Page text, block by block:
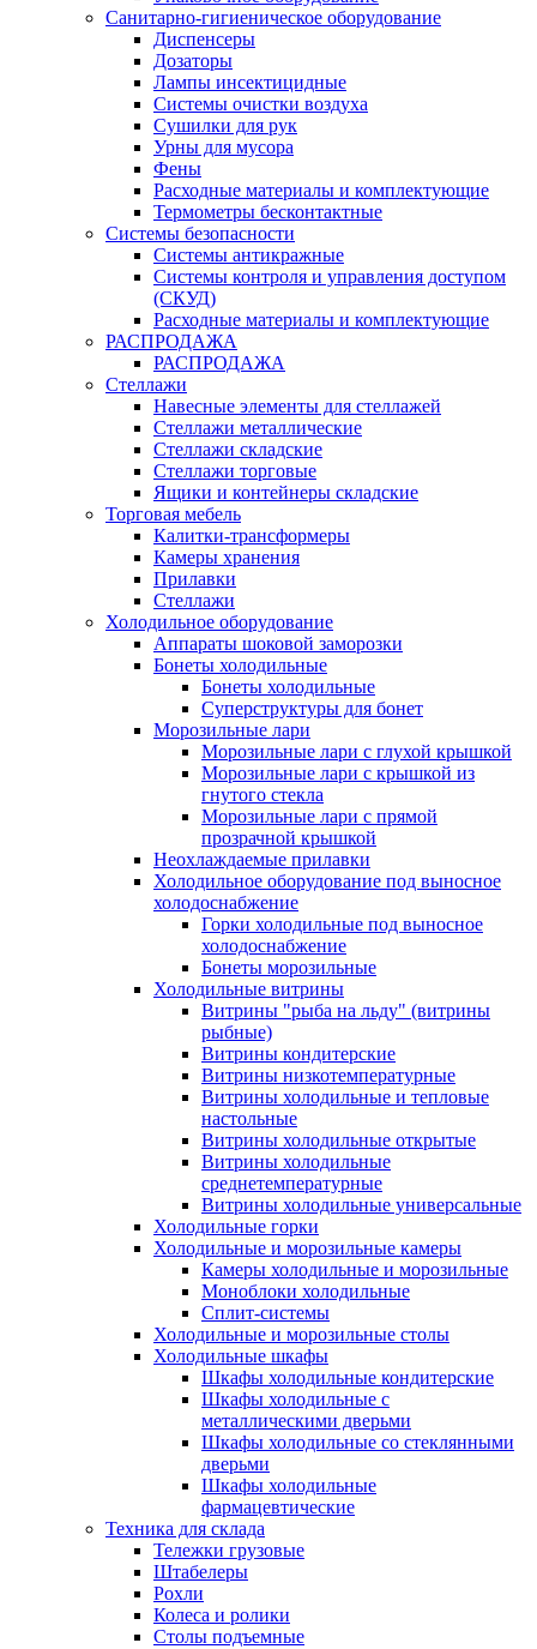
Санитарно-гигиеническое оборудование
Диспенсеры
Дозаторы
Лампы инсектицидные
Системы очистки воздуха
Сушилки для рук
Урны для мусора
Фены
Расходные материалы и комплектующие
Термометры бесконтактные
Системы безопасности
Системы антикражные
Системы контроля и управления доступом
(СКУД)
Расходные материалы и комплектующие
РАСПРОДАЖА
РАСПРОДАЖА
Стеллажи
Навесные элементы для стеллажей
Стеллажи металлические
Стеллажи складские
Стеллажи торговые
Ящики и контейнеры складские
Торговая мебель
Калитки-трансформеры
Камеры хранения
Прилавки
Стеллажи
Холодильное оборудование
Аппараты шоковой заморозки
Бонеты холодильные
Бонеты холодильные
Суперструктуры для бонет
Морозильные лари
Морозильные лари с глухой крышкой
Морозильные лари с крышкой из
гнутого стекла
Морозильные лари с прямой
прозрачной крышкой
Неохлаждаемые прилавки
Холодильное оборудование под выносное
холодоснабжение
Горки холодильные под выносное
холодоснабжение
Бонеты морозильные
Холодильные витрины
Витрины "рыба на льду" (витрины
рыбные)
Витрины кондитерские
Витрины низкотемпературные
Витрины холодильные и тепловые
настольные
Витрины холодильные открытые
Витрины холодильные
среднетемпературные
Витрины холодильные универсальные
Холодильные горки
Холодильные и морозильные камеры
Камеры холодильные и морозильные
Моноблоки холодильные
Сплит-системы
Холодильные и морозильные столы
Холодильные шкафы
Шкафы холодильные кондитерские
Шкафы холодильные с
металлическими дверьми
Шкафы холодильные со стеклянными
дверьми
Шкафы холодильные
фармацевтические
Техника для склада
Тележки грузовые
Штабелеры
Рохли
Колеса и ролики
Столы подъемные